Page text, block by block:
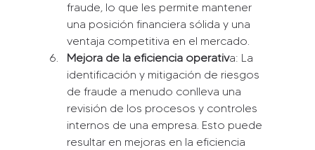
fraude, lo que les permite mantener
una posición financiera sólida y una
ventaja competitiva en el mercado.
Mejora de la eficiencia operativa: La
identificación y mitigación de riesgos
de fraude a menudo conlleva una
revisión de los procesos y controles
internos de una empresa. Esto puede
resultar en mejoras en la eficiencia